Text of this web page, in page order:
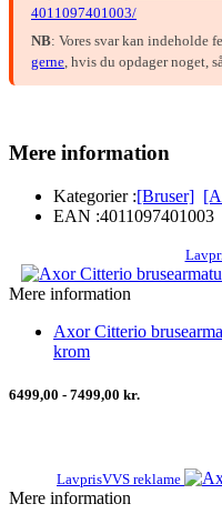
4011097401003/
NB: Vores svar kan indeholde
gerne , hvis du opdager noget,
Mere information
Kategorier :[Bruser]
EAN :4011097401003
Mere information
Axor Citterio
krom
6499,00 - 7499,00 kr.
LavprisVVS reklame
Mere information